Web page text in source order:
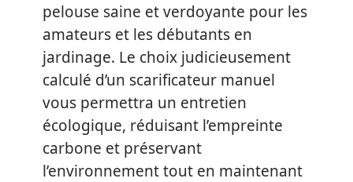
pelouse saine et verdoyante pour les
amateurs et les débutants en
jardinage. Le choix judicieusement
calculé d’un scarificateur manuel
vous permettra un entretien
écologique, réduisant l’empreinte
carbone et préservant
l’environnement tout en maintenant